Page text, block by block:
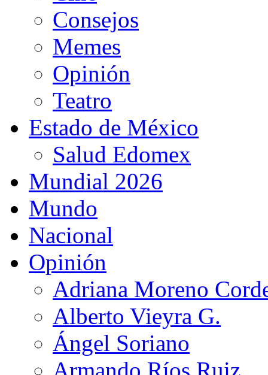
Consejos
Memes
Opinión
Teatro
Estado de México
Salud Edomex
Mundial 2026
Mundo
Nacional
Opinión
Adriana Moreno
Alberto Vieyra G.
Ángel Soriano
Armando Ríos Ruiz